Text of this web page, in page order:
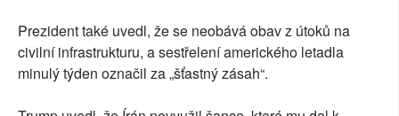
Prezident také uvedl, že se neobává obav z útoků na
civilní infrastrukturu, a sestřelení amerického letadla
minulý týden označil za „šťastný zásah“.